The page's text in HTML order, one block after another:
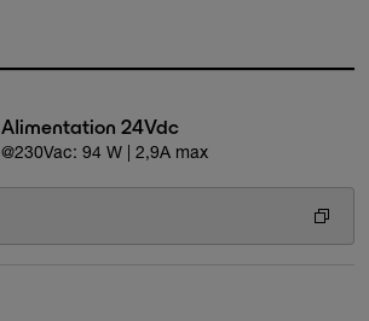
Alimentation 24Vdc
@230Vac: 94 W | 2,9A max